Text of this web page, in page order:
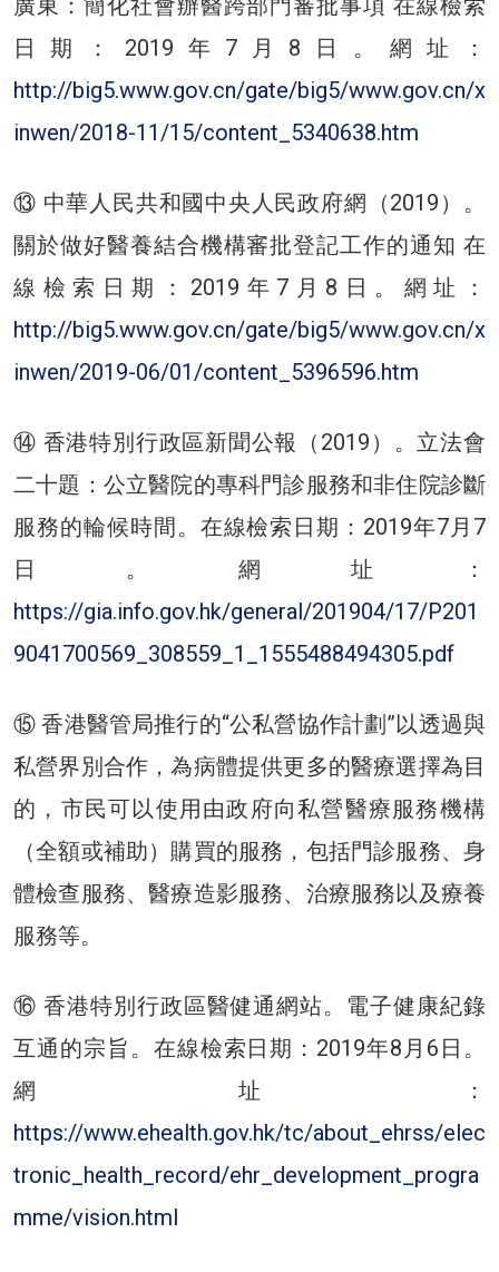
日期：2019年7月8日。網址：
http://big5.www.gov.cn/gate/big5/www.gov.cn/x
inwen/2018-11/15/content_5340638.htm
⑬ 中華人民共和國中央人民政府網（2019）。
關於做好醫養結合機構審批登記工作的通知 在
線檢索日期：2019年7月8日。網址：
http://big5.www.gov.cn/gate/big5/www.gov.cn/x
inwen/2019-06/01/content_5396596.htm
⑭ 香港特別行政區新聞公報（2019）。立法會
二十題：公立醫院的專科門診服務和非住院診斷
服務的輪候時間。在線檢索日期：2019年7月7
日。網址：
https://gia.info.gov.hk/general/201904/17/P201
9041700569_308559_1_1555488494305.pdf
⑮ 香港醫管局推行的“公私營協作計劃”以透過與
私營界別合作，為病體提供更多的醫療選擇為目
的，市民可以使用由政府向私營醫療服務機構
（全額或補助）購買的服務，包括門診服務、身
體檢查服務、醫療造影服務、治療服務以及療養
服務等。
⑯ 香港特別行政區醫健通網站。電子健康紀錄
互通的宗旨。在線檢索日期：2019年8月6日。
網址：
https://www.ehealth.gov.hk/tc/about_ehrss/elec
tronic_health_record/ehr_development_progra
mme/vision.html